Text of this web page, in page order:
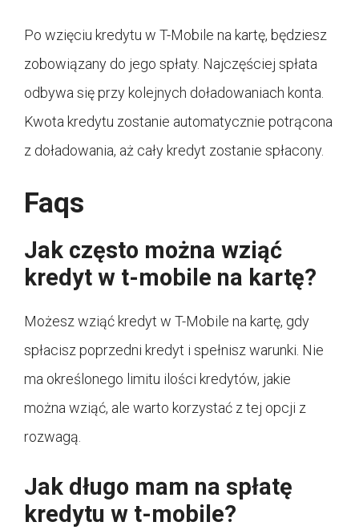
Po wzięciu kredytu w T-Mobile na kartę, będziesz
zobowiązany do jego spłaty. Najczęściej spłata
odbywa się przy kolejnych doładowaniach konta.
Kwota kredytu zostanie automatycznie potrącona
z doładowania, aż cały kredyt zostanie spłacony.
Faqs
Jak często można wziąć
kredyt w t-mobile na kartę?
Możesz wziąć kredyt w T-Mobile na kartę, gdy
spłacisz poprzedni kredyt i spełnisz warunki. Nie
ma określonego limitu ilości kredytów, jakie
można wziąć, ale warto korzystać z tej opcji z
rozwagą.
Jak długo mam na spłatę
kredytu w t-mobile?